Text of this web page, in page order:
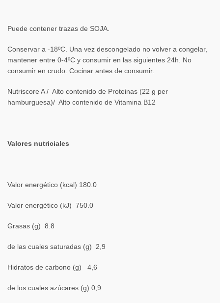
Puede contener trazas de SOJA.
Conservar a -18ºC. Una vez descongelado no volver a congelar,
mantener entre 0-4ºC y consumir en las siguientes 24h. No
consumir en crudo. Cocinar antes de consumir.
Nutriscore A / Alto contenido de Proteinas (22 g per
hamburguesa)/ Alto contenido de Vitamina B12
Valores nutriciales
Valor energético (kcal) 180.0
Valor energético (kJ) 750.0
Grasas (g) 8.8
de las cuales saturadas (g) 2,9
Hidratos de carbono (g) 4,6
de los cuales azúcares (g) 0,9